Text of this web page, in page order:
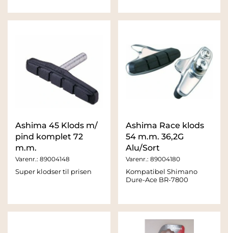
Ashima 45 Klods m/
pind komplet 72
m.m.
Varenr.: 89004148
Super klodser til prisen
Ashima Race klods
54 m.m. 36,2G
Alu/Sort
Varenr.: 89004180
Kompatibel Shimano
Dure-Ace BR-7800